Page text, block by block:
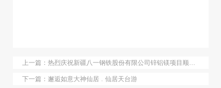
上一篇：热烈庆祝新疆八一钢铁股份有限公司锌铝镁项目顺利投产
下一篇：邂逅如意大神仙居 . 仙居天台游